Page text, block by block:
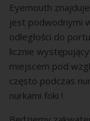
Eyemouth
jest podwodnymi
odległości do
licznie
miejscem pod
często podczas
nurkami foki !